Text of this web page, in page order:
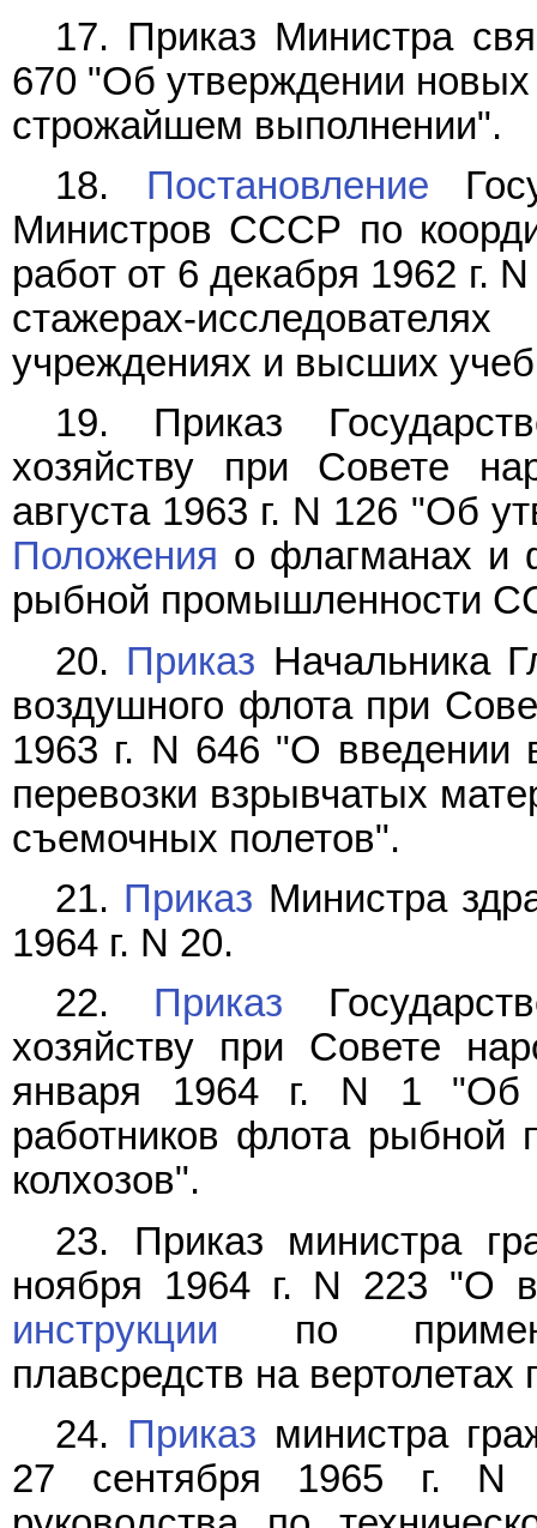
17. Приказ Министра
670 "Об утверждении
строжайшем выполнении".
18. Постановление
Министров СССР по
работ от 6 декабря 1962 г.
стажерах-
учреждениях и высших
19. Приказ
хозяйству при Совете
августа 1963 г. N 126 "Об
Положения о флагманах и
рыбной промышленности
20. Приказ Начальника
воздушного флота при
1963 г. N 646 "О введении
перевозки взрывчатых
съемочных полетов".
21. Приказ Министра
1964 г. N 20.
22. Приказ
хозяйству при Совете
января 1964 г. N 1 "Об
работников флота рыбной
колхозов".
23. Приказ министра
ноября 1964 г. N 223 "О
инструкции по
плавсредств на
24. Приказ министра
27 сентября 1965 г. N